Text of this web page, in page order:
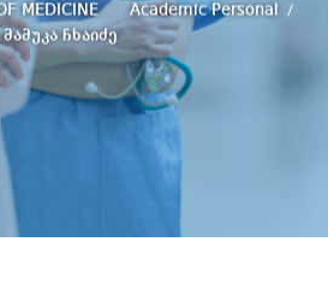
MEDICINE
Academic Personal
მამუკა ჩხაიძე